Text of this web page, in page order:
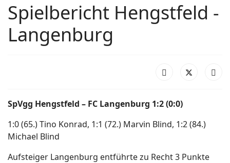
Spielbericht Hengstfeld -
Langenburg
SpVgg Hengstfeld – FC Langenburg 1:2 (0:0)
1:0 (65.) Tino Konrad, 1:1 (72.) Marvin Blind, 1:2 (84.)
Michael Blind
Aufsteiger Langenburg entführte zu Recht 3 Punkte